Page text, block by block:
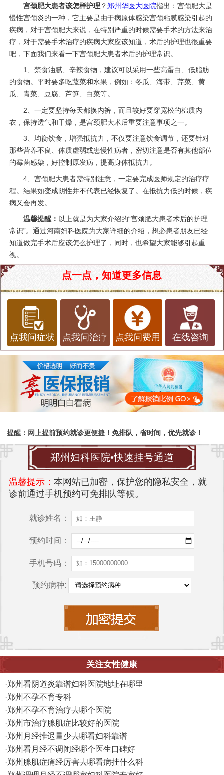
宫颈肥大患者该怎样护理？郑州华医大医院指出：宫颈肥大是
慢性宫颈炎的一种，它主要是由于病原体感染宫颈粘膜感染引起的
疾病，对于宫颈肥大来说，在特别严重的时候需要手术的方法来治
疗，对于需要手术治疗的疾病大家应该知道，术后的护理也很重要
吧，下面我们来看一下宫颈肥大患者术后的护理常识。
1、禁食油腻、辛辣食物，建议可以采用一些高蛋白、低脂肪
的食物。平时要多吃蔬菜和水果，例如：冬瓜、海带、芹菜、黄
瓜、青菜、豆腐、芦笋、白菜等。
2、一定要坚持每天都换内裤，而且较好要穿宽松的棉质内
衣，保持透气和干燥，是宫颈肥大术后重要注意事项之一。
3、均衡饮食，增强抵抗力，不仅要注意饮食调节，还要针对
那些营养不良、体质虚弱或患慢性病者，密切注意是否有其他部位
的霉菌感染，好控制原发病，提高身体抵抗力。
4、宫颈肥大患者需特别注意，一定要完成医师规定的治疗疗
程。结果如变成阴性并不代表已经恢复了。在抵抗力低的时候，疾
病又会再发。
温馨提醒： 以上就是为大家介绍的“宫颈肥大患者术后的护理
常识”。通过河南妇科医院为大家详细的介绍，想必患者朋友已经
知道做完手术后应该怎么护理了，同时，也希望大家能够引起重
视。
点一点，知道更多信息
点我问症状 点我问治疗 点我问费用 在线咨询
提醒：网上提前预约就诊更便捷！免排队，省时间，优先就诊！
郑州妇科医院•快速挂号通道
温馨提示： 本网站已加密，保护您的隐私安全，就
诊前通过手机预约可免排队等候。
就诊姓名：
预约时间：
手机号码：
预约病种:
关注女性健康
·郑州看阴道炎靠谱妇科医院地址在哪里
·郑州不孕不育专科
·郑州不孕不育治疗去哪个医院
·郑州市治疗腺肌症比较好的医院
·郑州月经推迟量少去哪看妇科靠谱
·郑州看月经不调闭经哪个医生口碑好
·郑州腺肌症痛经厉害去哪看病挂什么科